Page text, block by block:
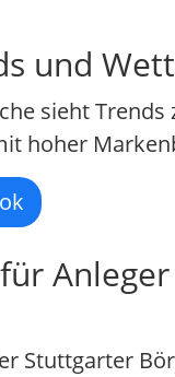
und
sieht
hoher
Stuttgarter